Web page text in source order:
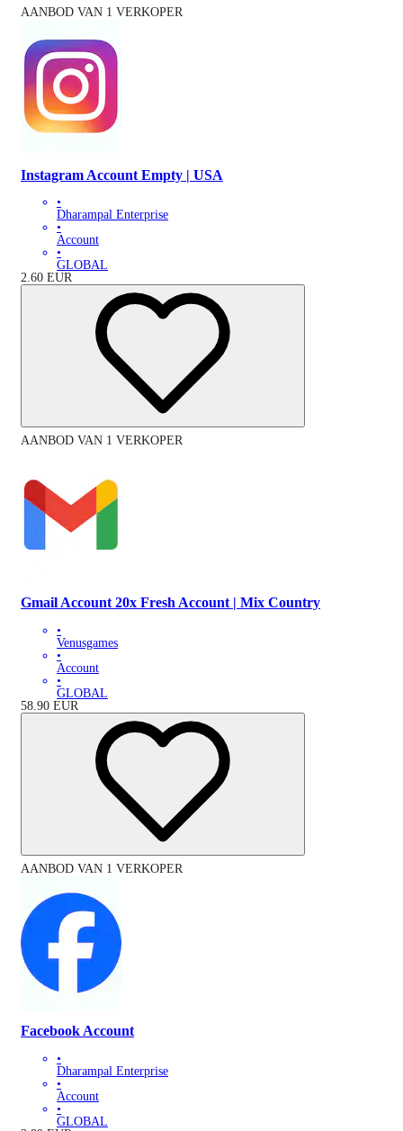
AANBOD VAN 1 VERKOPER
Instagram Account Empty | USA
•
Dharampal Enterprise
•
Account
•
GLOBAL
2.60 EUR
AANBOD VAN 1 VERKOPER
Gmail Account 20x Fresh Account | Mix Country
•
Venusgames
•
Account
•
GLOBAL
58.90 EUR
AANBOD VAN 1 VERKOPER
Facebook Account
•
Dharampal Enterprise
•
Account
•
GLOBAL